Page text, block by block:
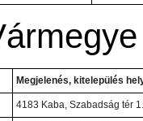
Megjelenés, kitelepülés
4183 Kaba, Szabadság tér 1.